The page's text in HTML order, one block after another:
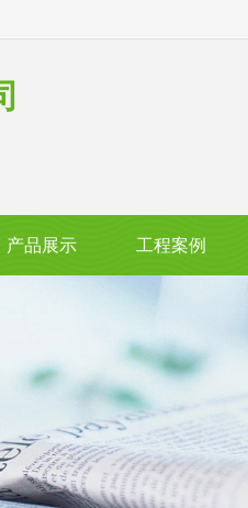
产品展示 工程案例